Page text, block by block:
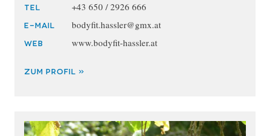
TEL +43 650 / 2926 666
E-MAIL bodyfit.hassler@gmx.at
WEB www.bodyfit-hassler.at
ZUM PROFIL »